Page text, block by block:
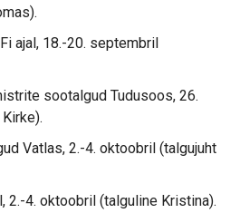
ajal, 18.-20. septembril
sootalgud Tudusoos, 26.
Vatlas, 2.-4. oktoobril (talgujuht
2.-4. oktoobril (talguline Kristina).